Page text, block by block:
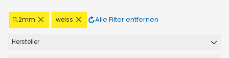
11.2mm
Diesen
Artikel
weiss
Diesen
Artikel
Alle Filter entfernen
Hersteller